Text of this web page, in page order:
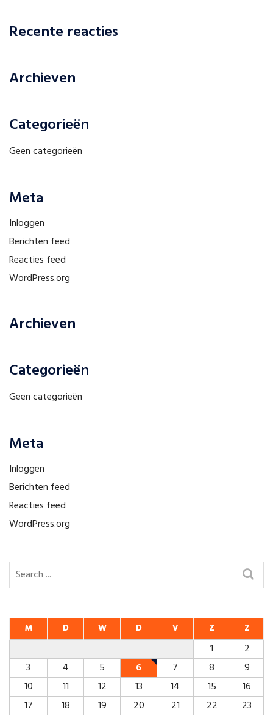
Recente reacties
Archieven
Categorieën
Geen categorieën
Meta
Inloggen
Berichten feed
Reacties feed
WordPress.org
Archieven
Categorieën
Geen categorieën
Meta
Inloggen
Berichten feed
Reacties feed
WordPress.org
M D W D V Z Z
1
2
3
4 5 6 7 8
9
10
11 12 13 14 15
16
17
18 19 20 21 22
23